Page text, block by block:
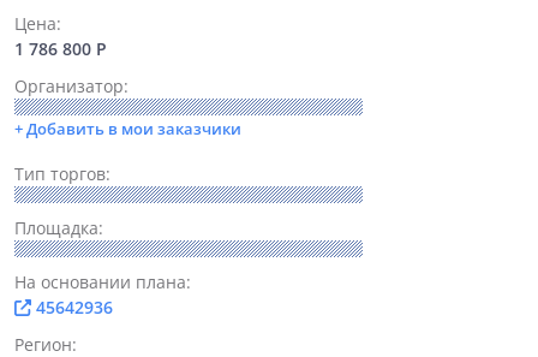
Цена:
1 786 800 Р
Организатор:
+ Добавить в мои заказчики
Тип торгов:
Площадка:
На основании плана:
45642936
Регион: